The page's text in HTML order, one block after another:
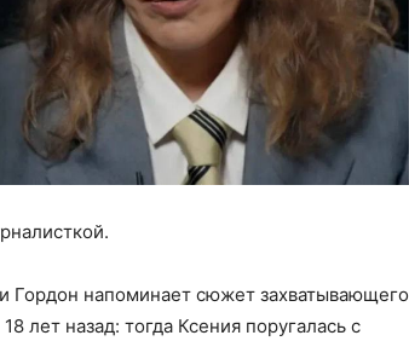
Гордон напоминает сюжет захватывающего
лет назад: тогда Ксения поругалась с